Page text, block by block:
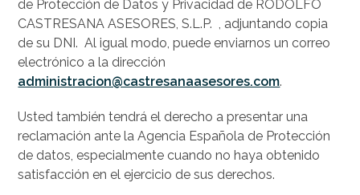
de Protección de Datos y Privacidad de RODOLFO
CASTRESANA ASESORES, S.L.P. , adjuntando copia
de su DNI. Al igual modo, puede enviarnos un correo
electrónico a la dirección
administracion@castresanaasesores.com.
Usted también tendrá el derecho a presentar una
reclamación ante la Agencia Española de Protección
de datos, especialmente cuando no haya obtenido
satisfacción en el ejercicio de sus derechos.